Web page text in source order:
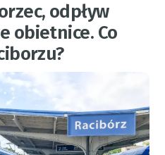
odpływ
obietnice. Co